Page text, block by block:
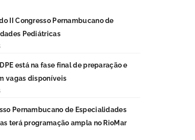
II Congresso Pernambucano de
Pediátricas
está na fase final de preparação e
vagas disponíveis
Pernambucano de Especialidades
terá programação ampla no RioMar